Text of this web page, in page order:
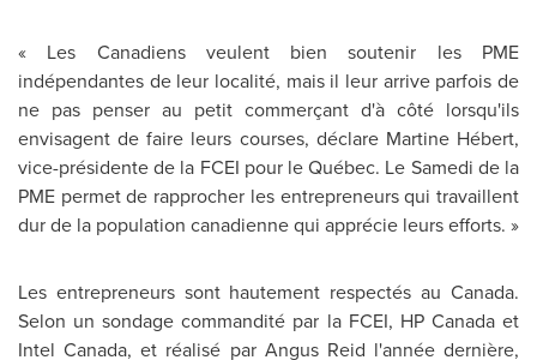
« Les Canadiens veulent bien soutenir les PME
indépendantes de leur localité, mais il leur arrive parfois de
ne pas penser au petit commerçant d'à côté lorsqu'ils
envisagent de faire leurs courses, déclare Martine Hébert,
vice-présidente de la FCEI pour le Québec. Le Samedi de la
PME permet de rapprocher les entrepreneurs qui travaillent
dur de la population canadienne qui apprécie leurs efforts. »
Les entrepreneurs sont hautement respectés au Canada.
Selon un sondage commandité par la FCEI, HP Canadaet
IntelCanada, et réalisé par Angus Reid l'année dernière,